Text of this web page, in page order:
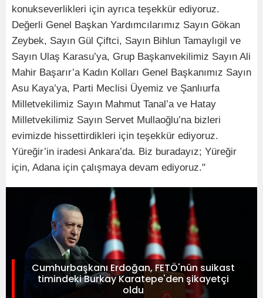
konukseverlikleri için ayrıca teşekkür ediyoruz.
Değerli Genel Başkan Yardımcılarımız Sayın Gökan
Zeybek, Sayın Gül Çiftci, Sayın Bihlun Tamaylıgil ve
Sayın Ulaş Karasu’ya, Grup Başkanvekilimiz Sayın Ali
Mahir Başarır’a Kadın Kolları Genel Başkanımız Sayın
Asu Kaya’ya, Parti Meclisi Üyemiz ve Şanlıurfa
Milletvekilimiz Sayın Mahmut Tanal’a ve Hatay
Milletvekilimiz Sayın Servet Mullaoğlu’na bizleri
evimizde hissettirdikleri için teşekkür ediyoruz.
Yüreğir’in iradesi Ankara’da. Biz buradayız; Yüreğir
için, Adana için çalışmaya devam ediyoruz."
Cumhurbaşkanı Erdoğan, FETÖ'nün suikast
timindeki Burkay Karatepe'den şikayetçi
oldu